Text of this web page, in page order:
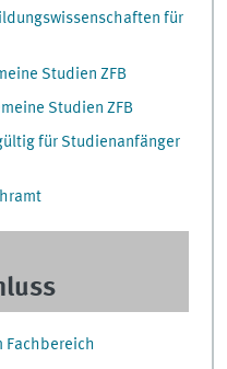
für
Studien ZFB
Studien ZFB
für Studienanfänger
Fachbereich